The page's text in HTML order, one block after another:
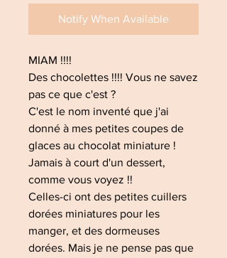
Notify When Available
MIAM !!!!
Des chocolettes !!!! Vous ne savez
pas ce que c'est ?
C'est le nom inventé que j'ai
donné à mes petites coupes de
glaces au chocolat miniature !
Jamais à court d'un dessert,
comme vous voyez !!
Celles-ci ont des petites cuillers
dorées miniatures pour les
manger, et des dormeuses
dorées. Mais je ne pense pas que